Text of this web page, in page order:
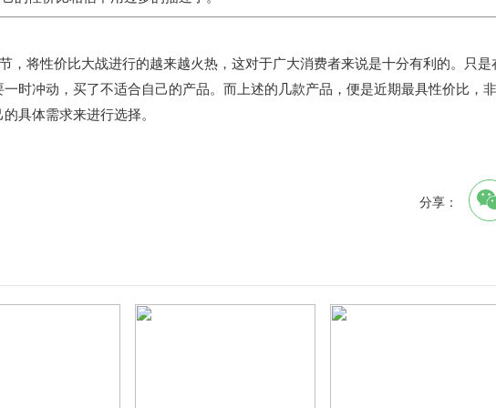
，将性价比大战进行的越来越火热，这对于广大消费者来说是十分有利的。只是
时冲动，买了不适合自己的产品。而上述的几款产品，便是近期最具性价比，
具体需求来进行选择。
分享：